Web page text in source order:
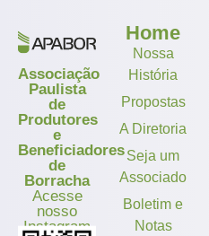
Associação
Paulista
de
Produtores
e
Beneficiadores
de
Borracha
Acesse
nosso
Instagram
Home
Nossa
História
Propostas
A Diretoria
Seja um
Associado
Boletim e
Notas